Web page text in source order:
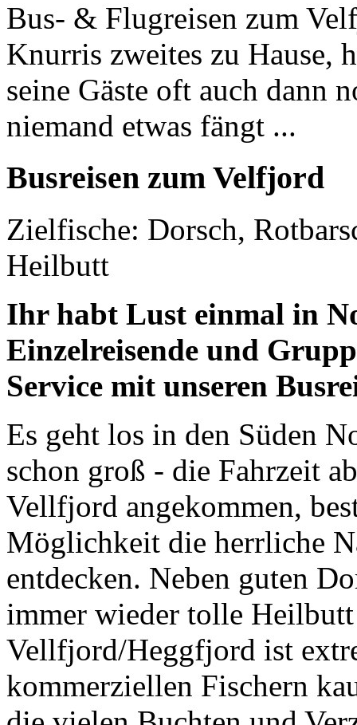
Bus- & Flugreisen zum
Knurris zweites zu Hause,
seine Gäste oft auch dann
niemand etwas fängt ...
Busreisen zum Velfjord
Zielfische: Dorsch,
Heilbutt
Ihr habt Lust einmal in
Einzelreisende und
Service mit unseren
Es geht los in den Süden
schon groß - die Fahrzeit
Vellfjord angekommen,
Möglichkeit die herrliche
entdecken. Neben guten
immer wieder tolle
Vellfjord/Heggfjord ist
kommerziellen Fischern